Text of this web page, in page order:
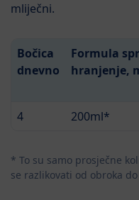
mliječni.
Bočica
dnevno
Formula
hranjenje,
4
200ml*
* To su samo prosječne
se razlikovati od obroka